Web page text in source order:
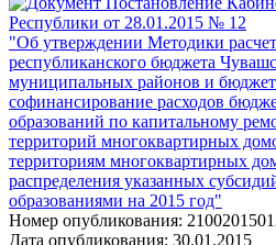
Республики от 28.01.2015 № 12
"Об утверждении Методики
республиканского бюджета
муниципальных районов и
софинансирование расходов
образований по капитальному
территорий многоквартирных
территориям многоквартирных
распределения указанных
образованиями на 2015 год"
Номер опубликования:
Дата опубликования: 30.01.2015